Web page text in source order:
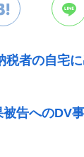
者の自宅
被告への